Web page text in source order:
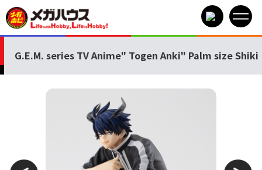
G.E.M. series TV Anime" Togen Anki" Palm size Shiki